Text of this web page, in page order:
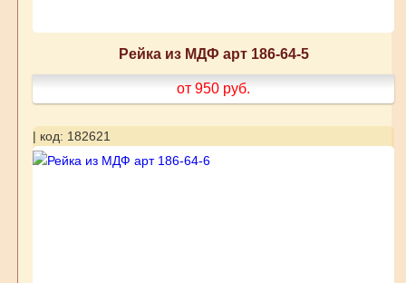
Рейка из МДФ арт 186-64-5
от 950 руб.
| код: 182621